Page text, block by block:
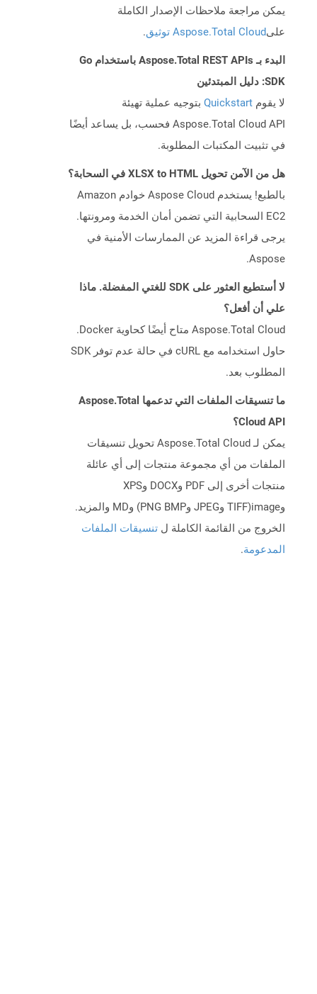
يمكن مراجعة ملاحظات الإصدار الكاملة
علىAspose.Total Cloud توثيق .
البدء بـ Aspose.Total REST APIs باستخدام Go
SDK: دليل المبتدئين
لا يقوم Quickstart بتوجيه عملية تهيئة
Aspose.Total Cloud API فحسب، بل يساعد أيضًا
في تثبيت المكتبات المطلوبة.
هل من الآمن تحويل XLSX to HTML في السحابة؟
بالطبع! يستخدم Aspose Cloud خوادم Amazon
EC2 السحابية التي تضمن أمان الخدمة ومرونتها.
يرجى قراءة المزيد عن الممارسات الأمنية في
Aspose.
لا أستطيع العثور على SDK للغتي المفضلة. ماذا
علي أن أفعل؟
Aspose.Total Cloud متاح أيضًا كحاوية Docker.
حاول استخدامه مع cURL في حالة عدم توفر SDK
المطلوب بعد.
ما تنسيقات الملفات التي تدعمها Aspose.Total
Cloud API؟
يمكن لـ Aspose.Total Cloud تحويل تنسيقات
الملفات من أي مجموعة منتجات إلى أي عائلة
منتجات أخرى إلى PDF وDOCX وXPS
وimage(TIFF وJPEG وPNG BMP) وMD والمزيد.
الخروج من القائمة الكاملة ل تنسيقات الملفات
المدعومة.